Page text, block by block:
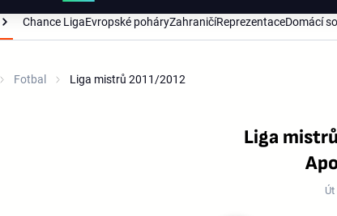
Chance LigaEvropské poháryZahraničíReprezentaceDomácí
Fotbal Liga mistrů 2011/2012
Liga
Út